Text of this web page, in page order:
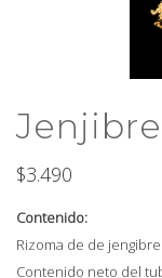
Jenjibre
$3.490
Contenido:
Rizoma de de
Contenido neto del